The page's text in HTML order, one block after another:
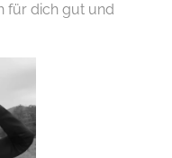
für dich gut und